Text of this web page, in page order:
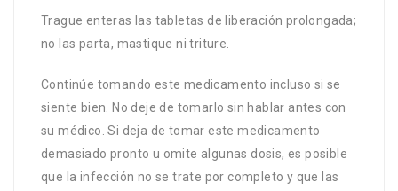
Trague enteras las tabletas de liberación prolongada;
no las parta, mastique ni triture.
Continúe tomando este medicamento incluso si se
siente bien. No deje de tomarlo sin hablar antes con
su médico. Si deja de tomar este medicamento
demasiado pronto u omite algunas dosis, es posible
que la infección no se trate por completo y que las